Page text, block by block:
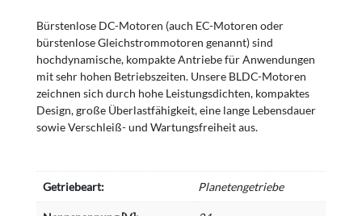
Bürstenlose DC-Motoren (auch EC-Motoren oder
bürstenlose Gleichstrommotoren genannt) sind
hochdynamische, kompakte Antriebe für Anwendungen
mit sehr hohen Betriebszeiten. Unsere BLDC-Motoren
zeichnen sich durch hohe Leistungsdichten, kompaktes
Design, große Überlastfähigkeit, eine lange Lebensdauer
sowie Verschleiß- und Wartungsfreiheit aus.
Getriebeart: Planetengetriebe